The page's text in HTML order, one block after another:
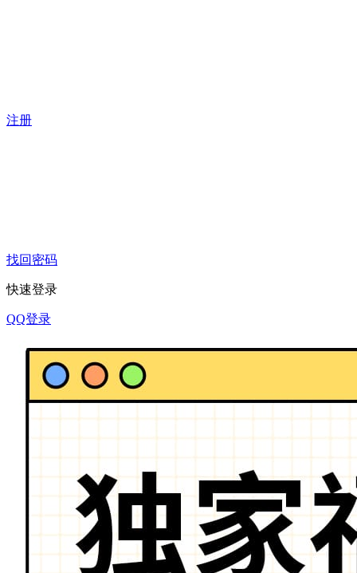
注册
找回密码
快速登录
QQ登录